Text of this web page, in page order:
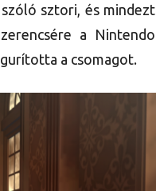
sztori, és mindezt
a Nintendo
a csomagot.